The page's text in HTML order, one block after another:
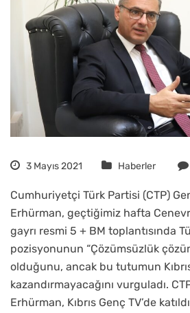
3 Mayıs 2021 Haberler
Cumhuriyetçi Türk Partisi (CTP)
Erhürman, geçtiğimiz hafta
gayrı resmi 5 + BM toplantısında
pozisyonunun “Çözümsüzlük
olduğunu, ancak bu tutumun
kazandırmayacağını vurguladı.
Erhürman, Kıbrıs Genç TV’de